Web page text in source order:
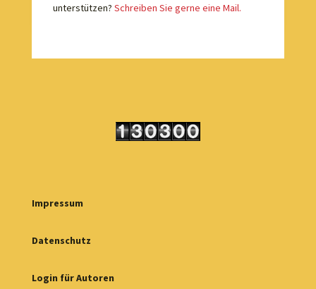
unterstützen? Schreiben Sie gerne eine Mail.
Impressum
Datenschutz
Login für Autoren